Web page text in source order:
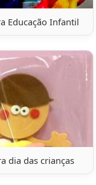
Educação Infantil
dia das crianças